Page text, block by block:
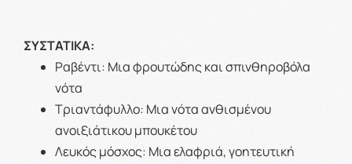
ΣΥΣΤΑΤΙΚΑ:
Ραβέντι: Μια φρουτώδης και σπινθηροβόλα
νότα
Τριαντάφυλλο: Μια νότα ανθισμένου
ανοιξιάτικου μπουκέτου
Λευκός μόσχος: Μια ελαφριά, γοητευτική